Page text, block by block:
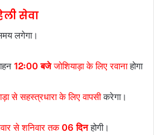
सेवा
लगेगा।
12ः00 बजेजोशियाड़ा के लिए रवानाहोगा
से सहस्त्रधारा के लिए वापसीकरेगा।
से शनिवार तक06 दिनहोगी।